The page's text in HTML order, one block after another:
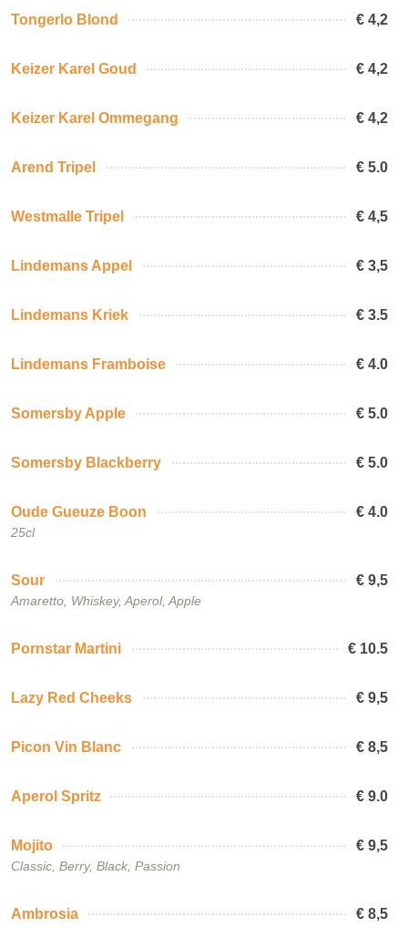
Tongerlo Blond € 4,2
Keizer Karel Goud € 4,2
Keizer Karel Ommegang € 4,2
Arend Tripel € 5.0
Westmalle Tripel € 4,5
Lindemans Appel € 3,5
Lindemans Kriek € 3.5
Lindemans Framboise € 4.0
Somersby Apple € 5.0
Somersby Blackberry € 5.0
Oude Gueuze Boon € 4.0
25cl
Sour € 9,5
Amaretto, Whiskey, Aperol, Apple
Pornstar Martini € 10.5
Lazy Red Cheeks € 9,5
Picon Vin Blanc € 8,5
Aperol Spritz € 9.0
Mojito € 9,5
Classic, Berry, Black, Passion
Ambrosia € 8,5